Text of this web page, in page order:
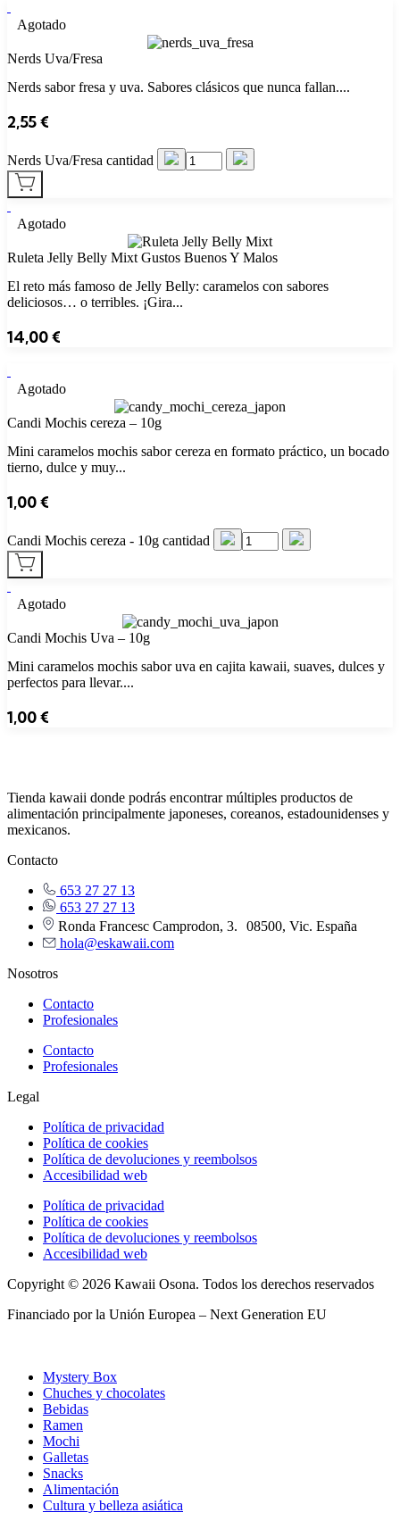
Agotado
Nerds Uva/Fresa
Nerds sabor fresa y uva. Sabores clásicos que nunca fallan....
2,55€
Nerds Uva/Fresa cantidad
Agotado
Ruleta Jelly Belly Mixt Gustos Buenos Y Malos
El reto más famoso de Jelly Belly: caramelos con sabores
deliciosos… o terribles. ¡Gira...
14,00€
Agotado
Candi Mochis cereza – 10g
Mini caramelos mochis sabor cereza en formato práctico, un bocado
tierno, dulce y muy...
1,00€
Candi Mochis cereza - 10g cantidad
Agotado
Candi Mochis Uva – 10g
Mini caramelos mochis sabor uva en cajita kawaii, suaves, dulces y
perfectos para llevar....
1,00€
Tienda kawaii donde podrás encontrar múltiples productos de
alimentación principalmente japoneses, coreanos, estadounidenses y
mexicanos.
Contacto
653 27 27 13
653 27 27 13
Ronda Francesc Camprodon, 3. 08500, Vic. España
hola@eskawaii.com
Nosotros
Contacto
Profesionales
Contacto
Profesionales
Legal
Política de privacidad
Política de cookies
Política de devoluciones y reembolsos
Accesibilidad web
Política de privacidad
Política de cookies
Política de devoluciones y reembolsos
Accesibilidad web
Copyright © 2026 Kawaii Osona. Todos los derechos reservados
Financiado por la Unión Europea – Next Generation EU
Mystery Box
Chuches y chocolates
Bebidas
Ramen
Mochi
Galletas
Snacks
Alimentación
Cultura y belleza asiática